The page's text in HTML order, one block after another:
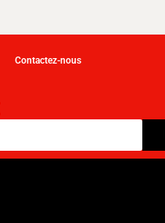
Contactez-nous